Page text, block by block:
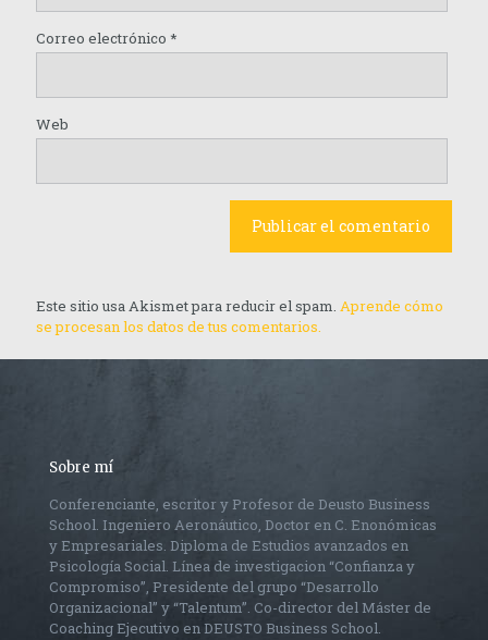
Correo electrónico *
Web
Este sitio usa Akismet para reducir el spam. Aprende cómo
se procesan los datos de tus comentarios.
Sobre mí
Conferenciante, escritor y Profesor de Deusto Business
School. Ingeniero Aeronáutico, Doctor en C. Enonómicas
y Empresariales. Diploma de Estudios avanzados en
Psicología Social. Línea de investigacion “Confianza y
Compromiso”, Presidente del grupo “Desarrollo
Organizacional” y “Talentum”. Co-director del Máster de
Coaching Ejecutivo en DEUSTO Business School.